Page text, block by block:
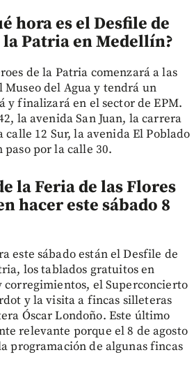
hora es el Desfile de
la Patria en Medellín?
de la Patria comenzará a las
Museo del Agua y tendrá un
y finalizará en el sector de EPM.
la avenida San Juan, la carrera
calle 12 Sur, la avenida El Poblado
paso por la calle 30.
la Feria de las Flores
hacer este sábado 8
este sábado están el Desfile de
los tablados gratuitos en
el Superconcierto
y la visita a fincas silleteras
Óscar Londoño. Este último
relevante porque el 8 de agosto
programación de algunas fincas